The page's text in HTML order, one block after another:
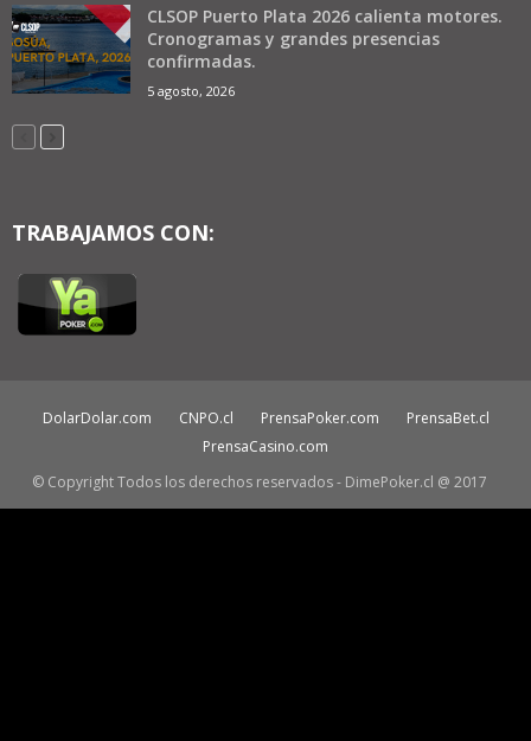
CLSOP Puerto Plata 2026 calienta motores.
Cronogramas y grandes presencias
confirmadas.
5 agosto, 2026
TRABAJAMOS CON:
DolarDolar.com CNPO.cl PrensaPoker.com
PrensaBet.cl
PrensaCasino.com
© Copyright Todos los derechos reservados - DimePoker.cl @ 2017